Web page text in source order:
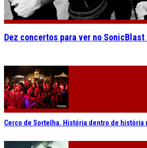
Dez concertos para ver no SonicBlast
Cerco de Sortelha. História dentro de história